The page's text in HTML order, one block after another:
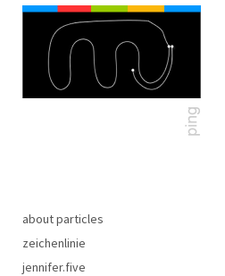
about particles
zeichenlinie
jennifer.five